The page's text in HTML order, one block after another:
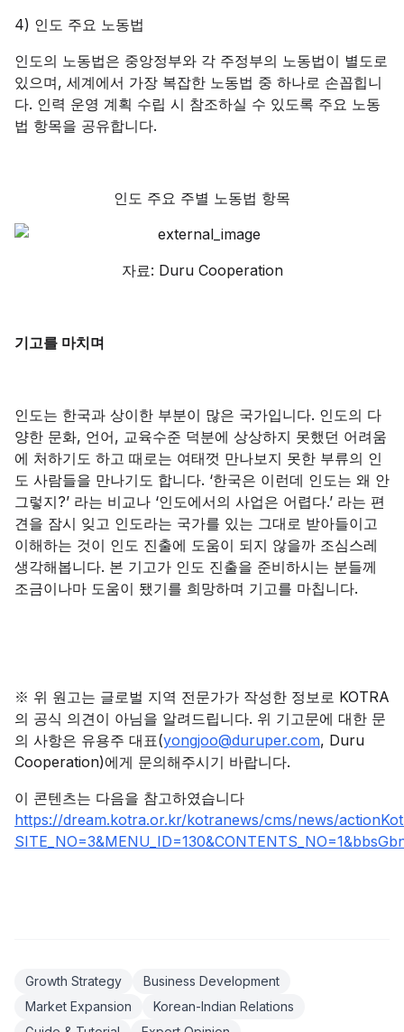
4) 인도 주요 노동법
인도의 노동법은 중앙정부와 각 주정부의 노동법이 별도로
있으며, 세계에서 가장 복잡한 노동법 중 하나로 손꼽힙니
다. 인력 운영 계획 수립 시 참조하실 수 있도록 주요 노동
법 항목을 공유합니다.
인도 주요 주별 노동법 항목
자료: Duru Cooperation
기고를 마치며
인도는 한국과 상이한 부분이 많은 국가입니다. 인도의 다
양한 문화, 언어, 교육수준 덕분에 상상하지 못했던 어려움
에 처하기도 하고 때로는 여태껏 만나보지 못한 부류의 인
도 사람들을 만나기도 합니다. ‘한국은 이런데 인도는 왜 안
그렇지?’ 라는 비교나 ‘인도에서의 사업은 어렵다.’ 라는 편
견을 잠시 잊고 인도라는 국가를 있는 그대로 받아들이고
이해하는 것이 인도 진출에 도움이 되지 않을까 조심스레
생각해봅니다. 본 기고가 인도 진출을 준비하시는 분들께
조금이나마 도움이 됐기를 희망하며 기고를 마칩니다.
※ 위 원고는 글로벌 지역 전문가가 작성한 정보로 KOTRA
의 공식 의견이 아님을 알려드립니다. 위 기고문에 대한 문
의 사항은 유용주 대표(yongjoo@duruper.com, Duru
Cooperation)에게 문의해주시기 바랍니다.
이 콘텐츠는 다음을 참고하였습니다
https://dream.kotra.or.kr/kotranews/cms/news/
Growth Strategy
Business Development
Market Expansion
Korean-Indian Relations